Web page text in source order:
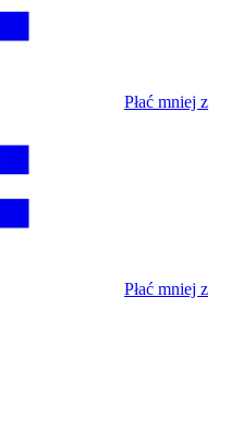
Płać mniej z
Płać mniej z